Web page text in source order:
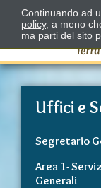
Uffici e
Segretario
Area 1-
Generali
Continuando ad
policy, a meno
ma parti del sito